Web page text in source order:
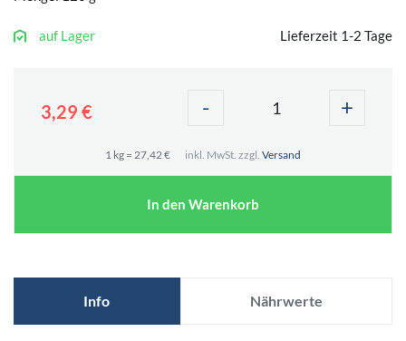
auf Lager Lieferzeit 1-2 Tage
3,29 € - +
1 kg = 27,42 € inkl. MwSt. zzgl. Versand
In den Warenkorb
Info Nährwerte